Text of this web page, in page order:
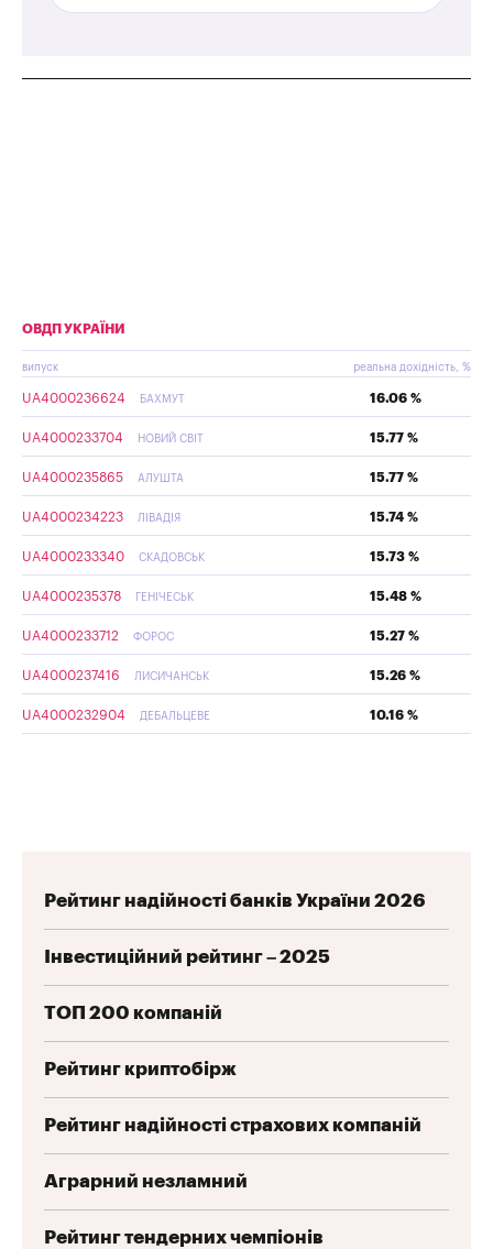
ОВДП УКРАЇНИ
випуск реальна дохідність, %
UA4000236624 БАХМУТ 16.06 %
UA4000233704 НОВИЙ СВІТ 15.77 %
UA4000235865 АЛУШТА 15.77 %
UA4000234223 ЛІВАДІЯ 15.74 %
UA4000233340 СКАДОВСЬК 15.73 %
UA4000235378 ГЕНІЧЕСЬК 15.48 %
UA4000233712 ФОРОС 15.27 %
UA4000237416 ЛИСИЧАНСЬК 15.26 %
UA4000232904 ДЕБАЛЬЦЕВЕ 10.16 %
Рейтинг надійності банків України 2026
Інвестиційний рейтинг – 2025
ТОП 200 компаній
Рейтинг криптобірж
Рейтинг надійності страхових компаній
Аграрний незламний
Рейтинг тендерних чемпіонів